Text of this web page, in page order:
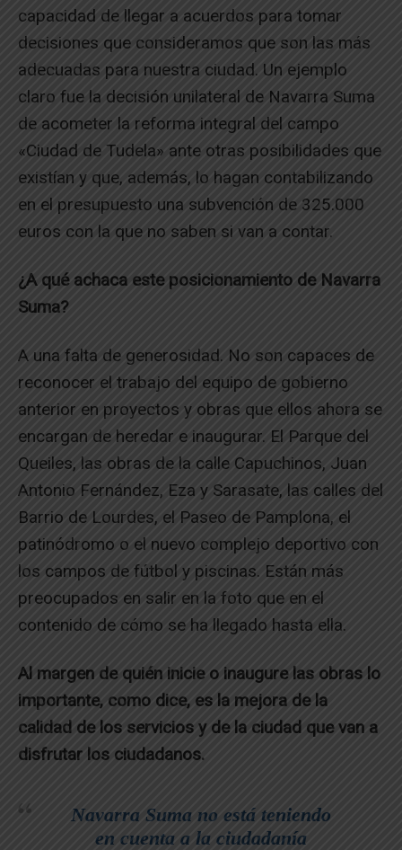
capacidad de llegar a acuerdos para tomar
decisiones que consideramos que son las más
adecuadas para nuestra ciudad. Un ejemplo
claro fue la decisión unilateral de Navarra Suma
de acometer la reforma integral del campo
«Ciudad de Tudela» ante otras posibilidades que
existían y que, además, lo hagan contabilizando
en el presupuesto una subvención de 325.000
euros con la que no saben si van a contar.
¿A qué achaca este posicionamiento de Navarra
Suma?
A una falta de generosidad. No son capaces de
reconocer el trabajo del equipo de gobierno
anterior en proyectos y obras que ellos ahora se
encargan de heredar e inaugurar. El Parque del
Queiles, las obras de la calle Capuchinos, Juan
Antonio Fernández, Eza y Sarasate, las calles del
Barrio de Lourdes, el Paseo de Pamplona, el
patinódromo o el nuevo complejo deportivo con
los campos de fútbol y piscinas. Están más
preocupados en salir en la foto que en el
contenido de cómo se ha llegado hasta ella.
Al margen de quién inicie o inaugure las obras lo
importante, como dice, es la mejora de la
calidad de los servicios y de la ciudad que van a
disfrutar los ciudadanos.
Navarra Suma no está teniendo
en cuenta a la ciudadanía